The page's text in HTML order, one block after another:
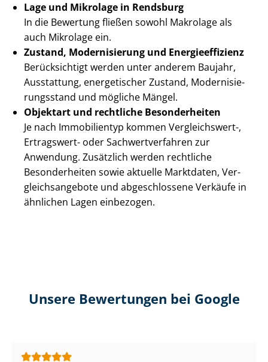
Lage und Mikrolage in Rendsburg
In die Bewertung fließen sowohl Makrolage als
auch Mikrolage ein.
Zustand, Modernisierung und En­er­gie­ef­fi­zi­enz
Berücksichtigt werden unter anderem Baujahr,
Ausstattung, energetischer Zustand, Mo­der­ni­sie­
rungs­stand und mögliche Mängel.
Objektart und rechtliche Besonderheiten
Je nach Immobilientyp kommen Vergleichswert-,
Ertragswert- oder Sach­wert­ver­fah­ren zur
Anwendung. Zusätzlich werden rechtliche
Besonderheiten sowie aktuelle Marktdaten, Ver­
gleichs­an­ge­bo­te und abgeschlossene Verkäufe in
ähnlichen Lagen einbezogen.
Unsere Bewertungen bei Google